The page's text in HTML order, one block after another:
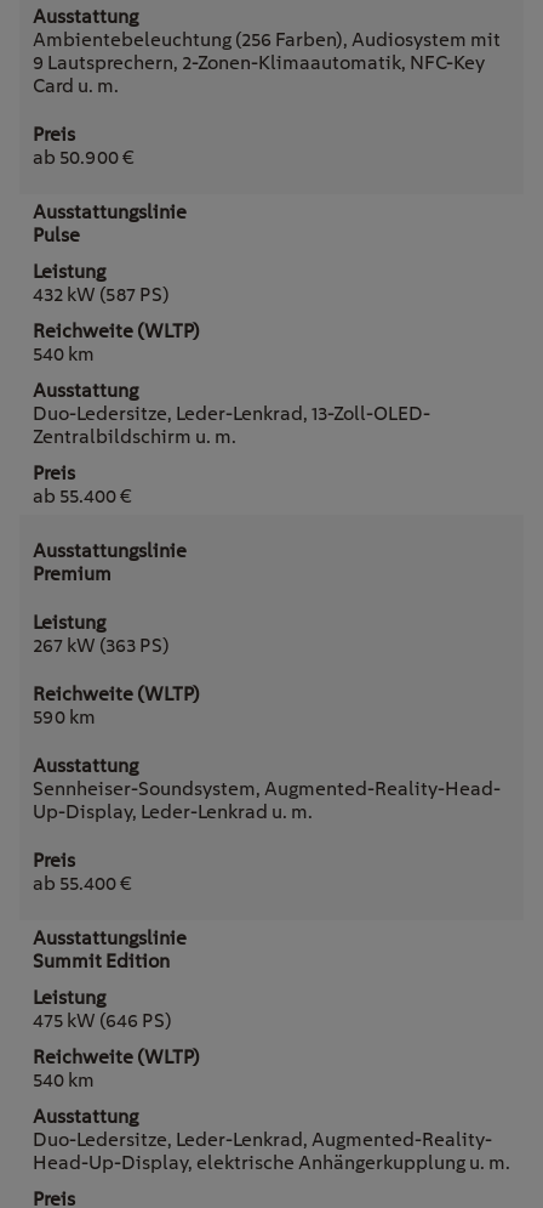
Ambientebeleuchtung (256 Farben), Audiosystem mit
9 Lautsprechern, 2-Zonen-Klimaautomatik, NFC-Key
Card u. m.
ab 50.900 €
Pulse
432 kW (587 PS)
540 km
Duo-Ledersitze, Leder-Lenkrad, 13-Zoll-OLED-
Zentralbildschirm u. m.
ab 55.400 €
Premium
267 kW (363 PS)
590 km
Sennheiser-Soundsystem, Augmented-Reality-Head-
Up-Display, Leder-Lenkrad u. m.
ab 55.400 €
Summit Edition
475 kW (646 PS)
540 km
Duo-Ledersitze, Leder-Lenkrad, Augmented-Reality-
Head-Up-Display, elektrische Anhängerkupplung u. m.